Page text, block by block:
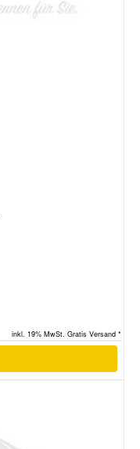
inkl. 19% MwSt. Gratis Versand *